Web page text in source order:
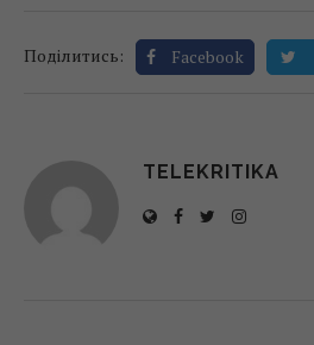
Поділитись: Facebook
TELEKRITIKA